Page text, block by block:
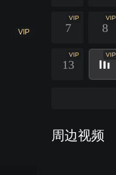
VIP
7
VIP
8
VIP
13
VIP
周边视频
VIP